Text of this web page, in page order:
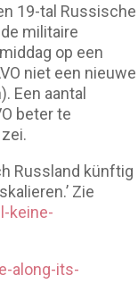
19-tal Russische
militaire
op een
niet een nieuwe
Een aantal
beter te
Russland künftig
Zie
keine-
along-its-